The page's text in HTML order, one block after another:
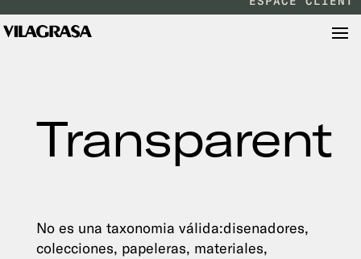
Transparent
No es una taxonomia válida:disenadores,
colecciones, papeleras, materiales,